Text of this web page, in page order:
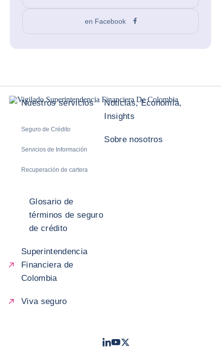
en Facebook
Nuestros servicios
Seguro de Crédito
Servicios de Información
Recuperación de cartera
Noticias, Economía,
Insights
Sobre nosotros
Glosario de
términos de seguro
de crédito
Superintendencia
Financiera de
Colombia
Viva seguro
LinkedIn
Youtube
Twitter